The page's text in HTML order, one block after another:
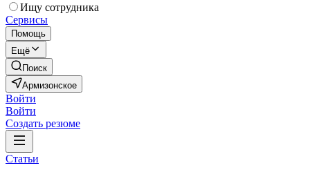
Ищу сотрудника
Сервисы
Помощь
Ещё
Поиск
Армизонское
Войти
Войти
Создать резюме
Статьи